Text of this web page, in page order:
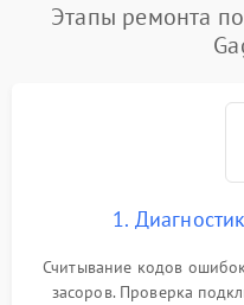
Этапы ремонта
1.
Считывание кодов
засоров. Проверка